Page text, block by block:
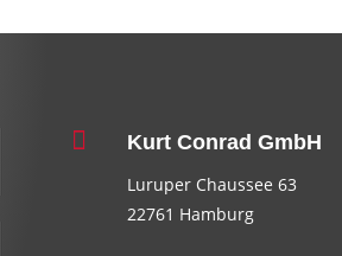
 Kurt Conrad GmbH
Luruper Chaussee 63
22761 Hamburg